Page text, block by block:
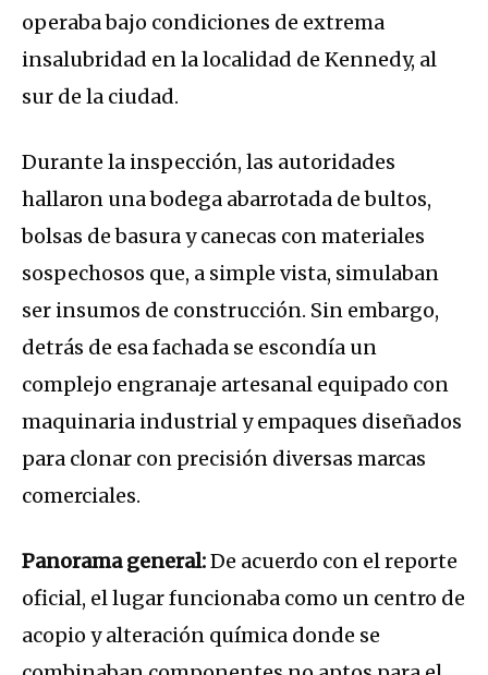
operaba bajo condiciones de extrema
insalubridad en la localidad de Kennedy, al
sur de la ciudad.
Durante la inspección, las autoridades
hallaron una bodega abarrotada de bultos,
bolsas de basura y canecas con materiales
sospechosos que, a simple vista, simulaban
ser insumos de construcción. Sin embargo,
detrás de esa fachada se escondía un
complejo engranaje artesanal equipado con
maquinaria industrial y empaques diseñados
para clonar con precisión diversas marcas
comerciales.
Panorama general:De acuerdo con el reporte
oficial, el lugar funcionaba como un centro de
acopio y alteración química donde se